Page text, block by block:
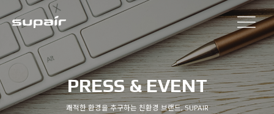
PRESS & EVENT
쾌적한 환경을 추구하는 친환경 브랜드, SUPAIR